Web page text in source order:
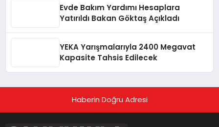
Evde Bakım Yardımı Hesaplara
Yatırıldı Bakan Göktaş Açıkladı
YEKA Yarışmalarıyla 2400 Megavat
Kapasite Tahsis Edilecek
Haberin Doğru Adresi